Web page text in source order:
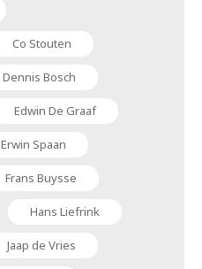
Co Stouten
Dennis Bosch
Edwin De Graaf
Erwin Spaan
Frans Buysse
Hans Liefrink
Jaap de Vries